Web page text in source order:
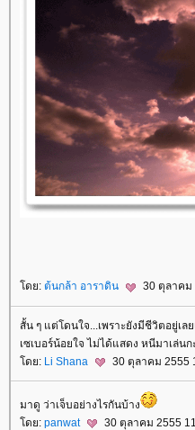
ดย: ต้นกล้า อาราดิน 30 ตุลาคม
สั้น ๆ แต่โดนใจ...เพราะยังมีชีวิตอยู่เลย
เซเบอร์น้อยใจ ไม่ได้แสดง หนีมาเล่น
ดย: Li Shana 30 ตุลาคม 2555
มาดู ว่าเจ็บอย่างไรกันบ้าง
ดย: panwat 30 ตุลาคม 2555